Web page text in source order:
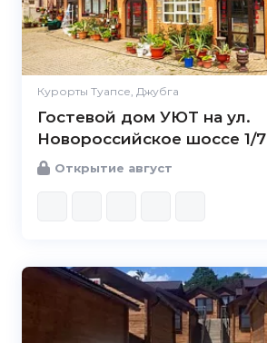
Курорты Туапсе, Джубга
Гостевой дом УЮТ на ул.
Новороссийское шоссе 1/7
Открытие август